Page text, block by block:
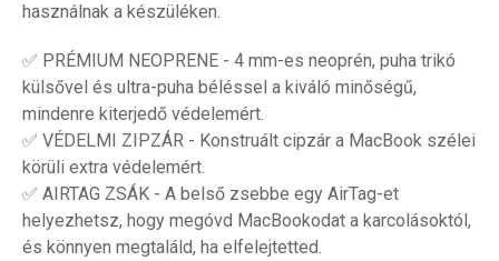
használnak a készüléken.
✅ PRÉMIUM NEOPRENE - 4 mm-es neoprén, puha trikó
külsővel és ultra-puha béléssel a kiváló minőségű,
mindenre kiterjedő védelemért.
✅ VÉDELMI ZIPZÁR - Konstruált cipzár a MacBook szélei
körüli extra védelemért.
✅ AIRTAG ZSÁK - A belső zsebbe egy AirTag-et
helyezhetsz, hogy megóvd MacBookodat a karcolásoktól,
és könnyen megtaláld, ha elfelejtetted.